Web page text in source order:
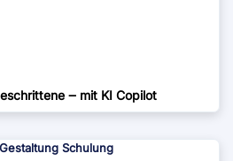
‒ mit KI Copilot